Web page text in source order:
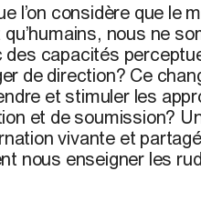
l’on considère que le
qu’humains, nous ne
capacités
de direction? Ce
et stimuler les
et de soumission?
vivante et
nous enseigner les